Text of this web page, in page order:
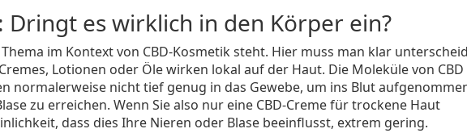
Dringt es wirklich in den Körper ein?
im Kontext von CBD-Kosmetik steht. Hier muss man klar
Lotionen oder Öle wirken lokal auf der Haut. Die Moleküle von CBD
normalerweise nicht tief genug in das Gewebe, um ins Blut
zu erreichen. Wenn Sie also nur eine CBD-Creme für trockene Haut
dass dies Ihre Nieren oder Blase beeinflusst, extrem gering.